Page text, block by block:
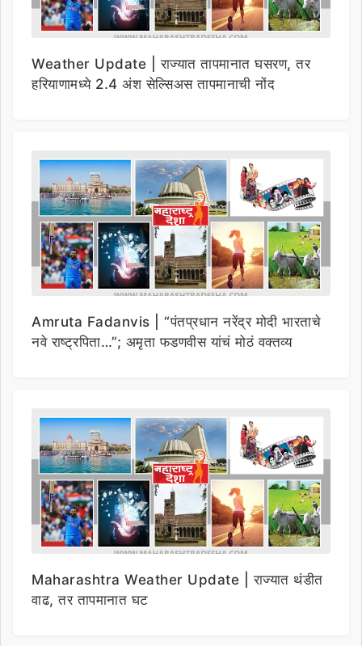
Weather Update | राज्यात तापमानात घसरण, तर
हरियाणामध्ये 2.4 अंश सेल्सिअस तापमानाची नोंद
Amruta Fadanvis | “पंतप्रधान नरेंद्र मोदी भारताचे
नवे राष्ट्रपिता…”; अमृता फडणवीस यांचं मोठं वक्तव्य
Maharashtra Weather Update | राज्यात थंडीत
वाढ, तर तापमानात घट